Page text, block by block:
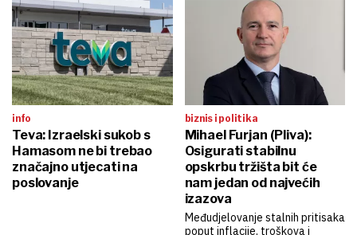
info
Teva: Izraelski sukob s
Hamasom ne bi trebao
značajno utjecati na
poslovanje
biznis i politika
Mihael Furjan (Pliva):
Osigurati stabilnu
opskrbu tržišta bit će
nam jedan od najvećih
izazova
Međudjelovanje stalnih pritisaka
poput inflacije, troškova i